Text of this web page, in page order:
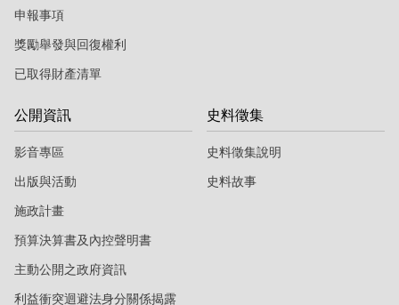
申報事項
獎勵舉發與回復權利
已取得財產清單
公開資訊
影音專區
出版與活動
施政計畫
預算決算書及內控聲明書
主動公開之政府資訊
利益衝突迴避法身分關係揭露
史料徵集
史料徵集說明
史料故事